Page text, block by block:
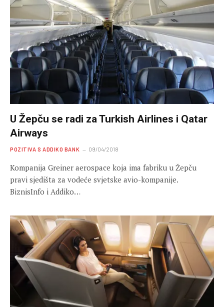
U Žepču se radi za Turkish Airlines i Qatar
Airways
POZITIVA S ADDIKO BANK 09/04/2018
Kompanija Greiner aerospace koja ima fabriku u Žepču
pravi sjedišta za vodeće svjetske avio-kompanije.
BiznisInfo i Addiko…